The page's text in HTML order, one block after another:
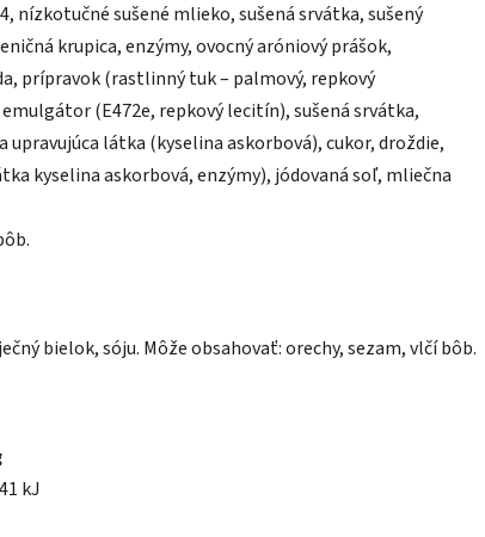
nízkotučné sušené mlieko, sušená srvátka, sušený
krupica, enzýmy, ovocný aróniový prášok,
prípravok (rastlinný tuk – palmový, repkový
(E472e, repkový lecitín), sušená srvátka,
látka (kyselina askorbová), cukor, droždie,
kyselina askorbová, enzýmy), jódovaná soľ, mliečna
bielok, sóju. Môže obsahovať: orechy, sezam, vlčí bôb.
kJ